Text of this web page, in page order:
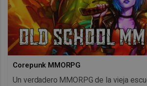
Corepunk MMORPG
Un verdadero MMORPG de la vieja